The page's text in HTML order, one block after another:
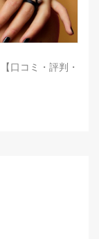
口コミ・評判・